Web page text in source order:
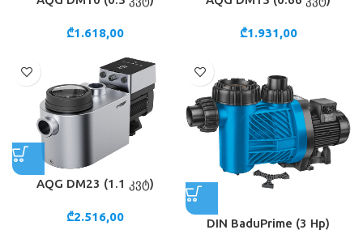
₾1.618,00 ₾1.931,00
AQG DM23 (1.1 კვტ)
₾2.516,00 DIN BaduPrime (3 Hp)